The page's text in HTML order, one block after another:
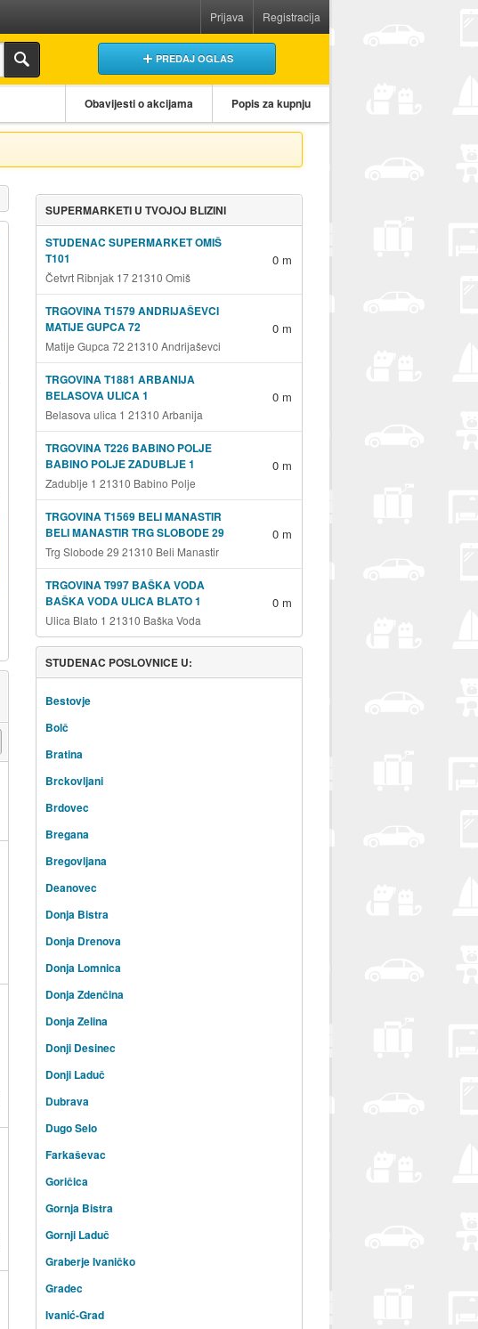
Prijava Registracija
PREDAJ OGLAS
Obavijesti o akcijama Popis za kupnju
SUPERMARKETI U TVOJOJ BLIZINI
STUDENAC SUPERMARKET OMIŠ
T101
Četvrt Ribnjak 17 21310 Omiš
0 m
TRGOVINA T1579 ANDRIJAŠEVCI
MATIJE GUPCA 72
Matije Gupca 72 21310 Andrijaševci
0 m
TRGOVINA T1881 ARBANIJA
BELASOVA ULICA 1
Belasova ulica 1 21310 Arbanija
0 m
TRGOVINA T226 BABINO POLJE
BABINO POLJE ZADUBLJE 1
Zadublje 1 21310 Babino Polje
0 m
TRGOVINA T1569 BELI MANASTIR
BELI MANASTIR TRG SLOBODE 29
Trg Slobode 29 21310 Beli Manastir
0 m
TRGOVINA T997 BAŠKA VODA
BAŠKA VODA ULICA BLATO 1
Ulica Blato 1 21310 Baška Voda
0 m
STUDENAC POSLOVNICE U:
Bestovje
Bolč
Bratina
Brckovljani
Brdovec
Bregana
Bregovljana
Deanovec
Donja Bistra
Donja Drenova
Donja Lomnica
Donja Zdenčina
Donja Zelina
Donji Desinec
Donji Laduč
Dubrava
Dugo Selo
Farkaševac
Goričica
Gornja Bistra
Gornji Laduč
Graberje Ivaničko
Gradec
Ivanić-Grad